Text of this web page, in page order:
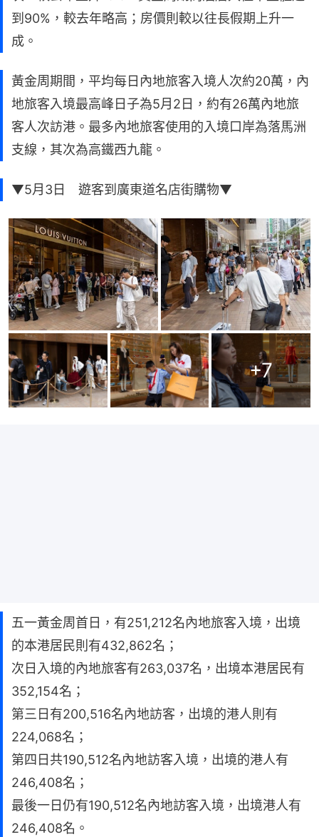
到90%，較去年略高；房價則較以往長假期上升一
成。
黃金周期間，平均每日內地旅客入境人次約20萬，內
地旅客入境最高峰日子為5月2日，約有26萬內地旅
客人次訪港。最多內地旅客使用的入境口岸為落馬洲
支線，其次為高鐵西九龍。
▼5月3日 遊客到廣東道名店街購物▼
+7
五一黃金周首日，有251,212名內地旅客入境，出境
的本港居民則有432,862名；
次日入境的內地旅客有263,037名，出境本港居民有
352,154名；
第三日有200,516名內地訪客，出境的港人則有
224,068名；
第四日共190,512名內地訪客入境，出境的港人有
246,408名；
最後一日仍有190,512名內地訪客入境，出境港人有
246,408名。